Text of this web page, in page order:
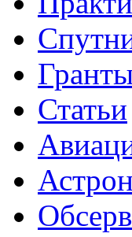
Статьи